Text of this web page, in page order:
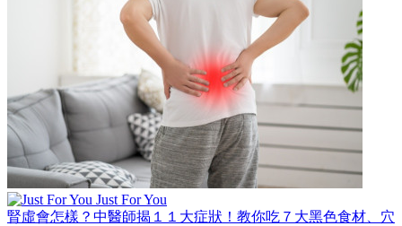
Just For You
腎虛會怎樣？中醫師揭１１大症狀！教你吃７大黑色食材、穴